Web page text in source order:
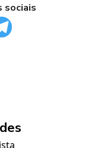
sociais